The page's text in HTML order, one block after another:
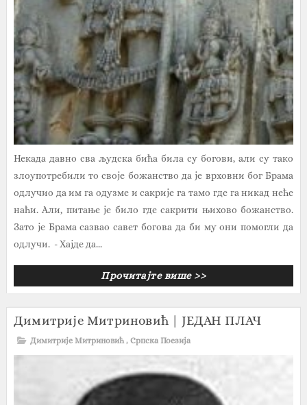
Некада давно сва људска бића била су богови, али су тако
злоупотребили то своје божанство да је врховни бог Брама
одлучио да им га одузме и сакрије га тамо где га никад неће
наћи. Али, питање је било где сакрити њихово божанство.
Зато је Брама сазвао савет богова да би му они помогли да
одлучи. - Хајде да...
Прочитајте више >>
Димитрије Митриновић | ЈЕДАН ПЛАЧ
Димитрије Митриновић , Српска Поезија